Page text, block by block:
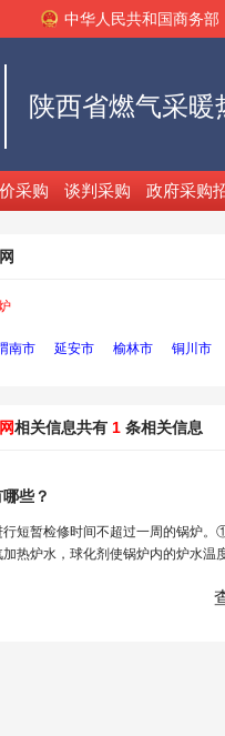
中华人民共和国商务部
采购 谈判采购 政府采购
南市 延安市 榆林市 铜川市
相关信息共有 1 条相关信息
些？
短暂检修时间不超过一周的锅炉
热炉水，球化剂使锅炉内的炉水